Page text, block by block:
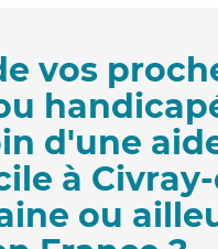
vos
d'une
à
ou